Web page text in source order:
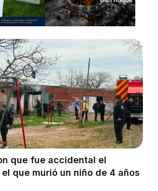
que fue accidental el
que murió un niño de 4 años